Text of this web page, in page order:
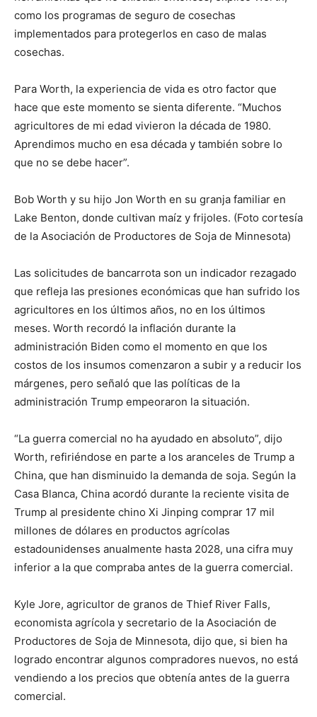
como los programas de seguro de cosechas
implementados para protegerlos en caso de malas
cosechas.
Para Worth, la experiencia de vida es otro factor que
hace que este momento se sienta diferente. “Muchos
agricultores de mi edad vivieron la década de 1980.
Aprendimos mucho en esa década y también sobre lo
que no se debe hacer”.
Bob Worth y su hijo Jon Worth en su granja familiar en
Lake Benton, donde cultivan maíz y frijoles. (Foto cortesía
de la Asociación de Productores de Soja de Minnesota)
Las solicitudes de bancarrota son un indicador rezagado
que refleja las presiones económicas que han sufrido los
agricultores en los últimos años, no en los últimos
meses. Worth recordó la inflación durante la
administración Biden como el momento en que los
costos de los insumos comenzaron a subir y a reducir los
márgenes, pero señaló que las políticas de la
administración Trump empeoraron la situación.
“La guerra comercial no ha ayudado en absoluto”, dijo
Worth, refiriéndose en parte a los aranceles de Trump a
China, que han disminuido la demanda de soja. Según la
Casa Blanca, China acordó durante la reciente visita de
Trump al presidente chino Xi Jinping comprar 17 mil
millones de dólares en productos agrícolas
estadounidenses anualmente hasta 2028, una cifra muy
inferior a la que compraba antes de la guerra comercial.
Kyle Jore, agricultor de granos de Thief River Falls,
economista agrícola y secretario de la Asociación de
Productores de Soja de Minnesota, dijo que, si bien ha
logrado encontrar algunos compradores nuevos, no está
vendiendo a los precios que obtenía antes de la guerra
comercial.